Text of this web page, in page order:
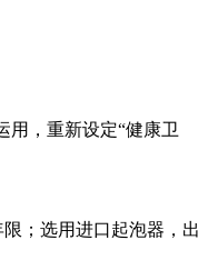
用，重新设定“健康卫
；选用进口起泡器，出